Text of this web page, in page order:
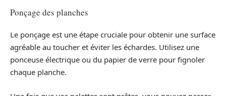
Ponçage des planches
Le ponçage est une étape cruciale pour obtenir une surface
agréable au toucher et éviter les échardes. Utilisez une
ponceuse électrique ou du papier de verre pour fignoler
chaque planche.